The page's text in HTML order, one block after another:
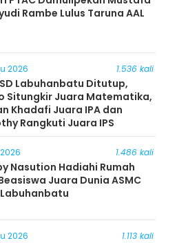
Rambe Lulus Taruna AAL
2026 1.536 kali
SD Labuhanbatu Ditutup,
Situngkir Juara Matematika,
Khadafi Juara IPA dan
Rangkuti Juara IPS
1.486 kali
Nasution Hadiahi Rumah
Juara Dunia ASMC
2026 1.113 kali